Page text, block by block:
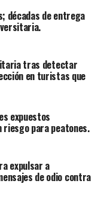
décadas de entrega
tras detectar
en turistas que
expuestos
riesgo para peatones.
expulsar a
de odio contra